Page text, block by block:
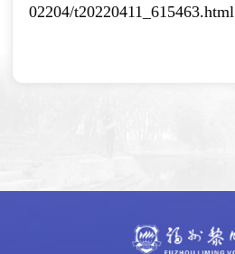
02204/t20220411_615463.html